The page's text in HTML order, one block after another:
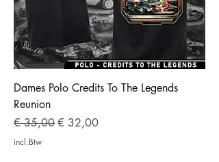
Dames Polo Credits To The Legends
Reunion
Normale prijs
€ 35,00Verkoopprijs
€ 32,00
incl.Btw